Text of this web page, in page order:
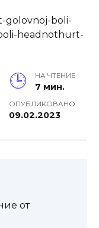
НА ЧТЕНИЕ
7 мин.
ОПУБЛИКОВАНО
09.02.2023
от